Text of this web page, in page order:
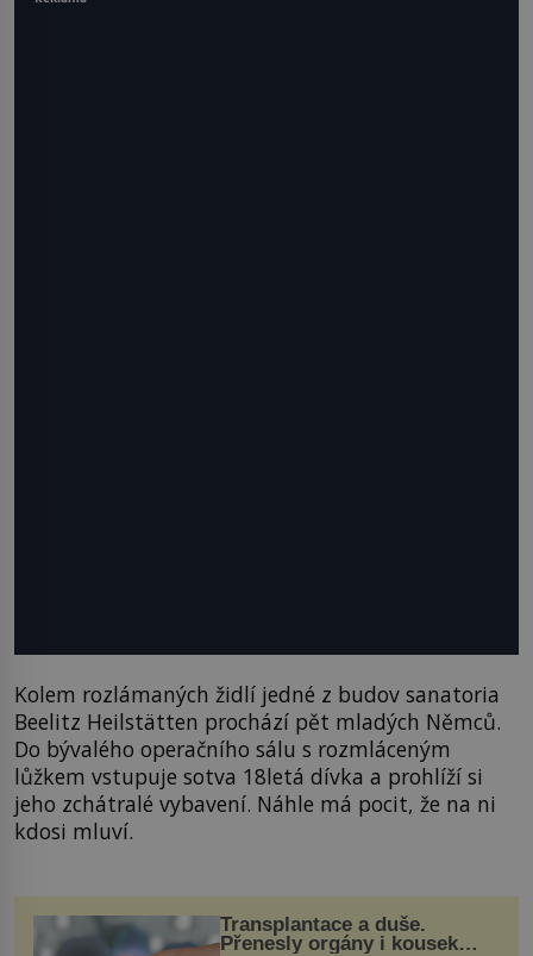
Kolem rozlámaných židlí jedné z budov sanatoria
Beelitz Heilstätten prochází pět mladých Němců.
Do bývalého operačního sálu s rozmláceným
lůžkem vstupuje sotva 18letá dívka a prohlíží si
jeho zchátralé vybavení. Náhle má pocit, že na ni
kdosi mluví.
Transplantace a duše.
Přenesly orgány i kousek